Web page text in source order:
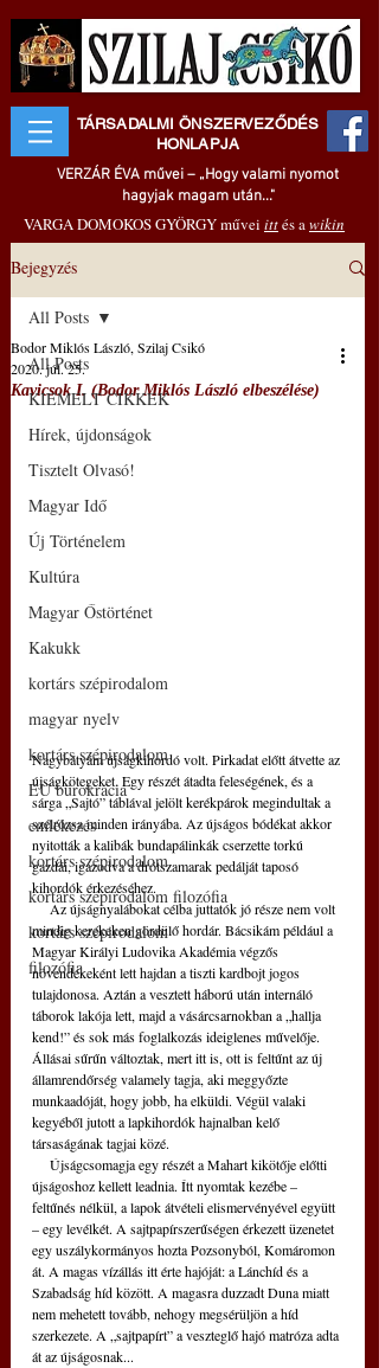
TÁRSADALMI ÖNSZERVEZŐDÉS
HONLAPJA
VERZÁR ÉVA művei – „Hogy valami nyomot
hagyjak magam után..."
VARGA DOMOKOS GYÖRGY művei ittés awikin
Bejegyzés
All Posts
KIEMELT CIKKEK
Hírek, újdonságok
Tisztelt Olvasó!
Magyar Idő
Új Történelem
Kultúra
Magyar Őstörténet
Kakukk
kortárs szépirodalom
magyar nyelv
kortárs szépirodalom
EU bürokrácia
emlékezés
kortárs szépirodalom
kortárs szépirodalom filozófia
kortárs szépirodalom
filozófia
All Posts
Kavicsok I. (Bodor Miklós László elbeszélése)
Bodor Miklós László, Szilaj Csikó
2020. júl. 25.
Nagybátyám újságkihordó volt. Pirkadat előtt átvette az
újságkötegeket. Egy részét átadta feleségének, és a
sárga „Sajtó” táblával jelölt kerékpárok megindultak a
szélrózsa minden irányába. Az újságos bódékat akkor
nyitották a kalibák bundapálinkák cserzette torkú
gazdái, igazodva a drótszamarak pedálját taposó
kihordók érkezéséhez.
     Az újságnyalábokat célba juttatók jó része nem volt
mindig kerekeken gördülő hordár. Bácsikám például a
Magyar Királyi Ludovika Akadémia végzős
növendékeként lett hajdan a tiszti kardbojt jogos
tulajdonosa. Aztán a vesztett háború után internáló
táborok lakója lett, majd a vásárcsarnokban a „hallja
kend!” és sok más foglalkozás ideiglenes művelője.
Állásai sűrűn változtak, mert itt is, ott is feltűnt az új
államrendőrség valamely tagja, aki meggyőzte
munkaadóját, hogy jobb, ha elküldi. Végül valaki
kegyéből jutott a lapkihordók hajnalban kelő
társaságának tagjai közé.
újságoshoz kellett leadnia. Ítt nyomtak kezébe –
feltűnés nélkül, a lapok átvételi elismervényével együtt
– egy levélkét. A sajtpapírszerűségen érkezett üzenetet
egy uszálykormányos hozta Pozsonyból, Komáromon
át. A magas vízállás itt érte hajóját: a Lánchíd és a
Szabadság híd között. A magasra duzzadt Duna miatt
nem mehetett tovább, nehogy megsérüljön a híd
szerkezete. A „sajtpapírt” a veszteglő hajó matróza adta
át az újságosnak...